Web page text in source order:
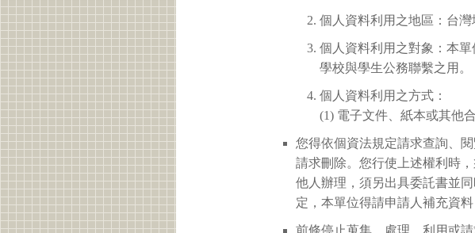
個人資料利用之地區：台灣
個人資料利用之對象：本
學校與學生公務聯繫之用。
個人資料利用之方式：
(1) 電子文件、紙本或其他
您得依個資法規定請求查詢、
請求刪除。您行使上述權利時
他人辦理，須另出具委託書並
定，本單位得請申請人補充資料
前條停止蒐集、處理、利用或